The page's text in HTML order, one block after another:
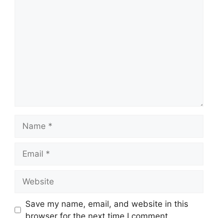
Save my name, email, and website in this
browser for the next time I comment.